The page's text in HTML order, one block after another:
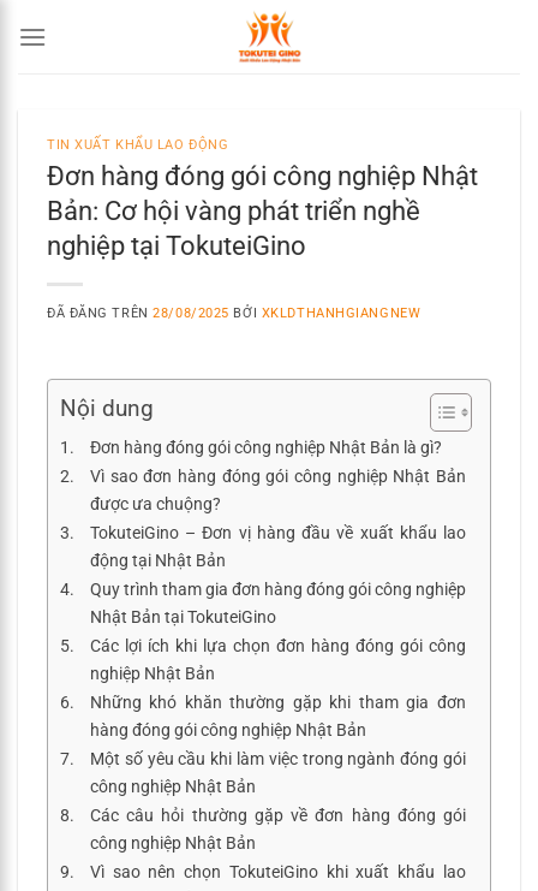
đến
TIN XUẤT KHẨU LAO ĐỘNG
Đơn hàng đóng gói công nghiệp Nhật
Bản: Cơ hội vàng phát triển nghề
nghiệp tại TokuteiGino
ĐÃ ĐĂNG TRÊN28/08/2025 BỞI XKLDTHANHGIANGNEW
Nội dung
Đơn hàng đóng gói công nghiệp Nhật Bản là gì?
Vì sao đơn hàng đóng gói công nghiệp Nhật Bản
được ưa chuộng?
TokuteiGino – Đơn vị hàng đầu về xuất khẩu lao
động tại Nhật Bản
Quy trình tham gia đơn hàng đóng gói công nghiệp
Nhật Bản tại TokuteiGino
Các lợi ích khi lựa chọn đơn hàng đóng gói công
nghiệp Nhật Bản
Những khó khăn thường gặp khi tham gia đơn
hàng đóng gói công nghiệp Nhật Bản
Một số yêu cầu khi làm việc trong ngành đóng gói
công nghiệp Nhật Bản
Các câu hỏi thường gặp về đơn hàng đóng gói
công nghiệp Nhật Bản
Vì sao nên chọn TokuteiGino khi xuất khẩu lao